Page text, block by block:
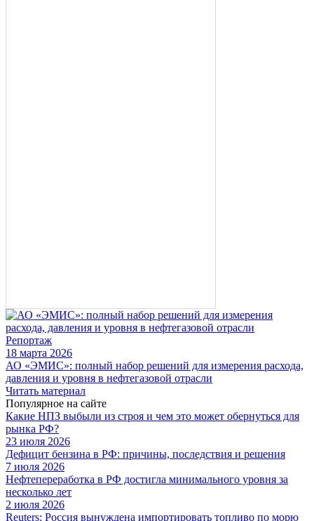
Репортаж
18 марта 2026
АО «ЭМИС»: полный набор решений для измерения расхода,
давления и уровня в нефтегазовой отрасли
Читать материал
Популярное на сайте
Какие НПЗ выбыли из строя и чем это может обернуться для
рынка РФ?
23 июля 2026
Дефицит бензина в РФ: причины, последствия и решения
7 июля 2026
Нефтепереработка в РФ достигла минимального уровня за
несколько лет
2 июля 2026
Reuters: Россия вынуждена импортировать топливо по морю